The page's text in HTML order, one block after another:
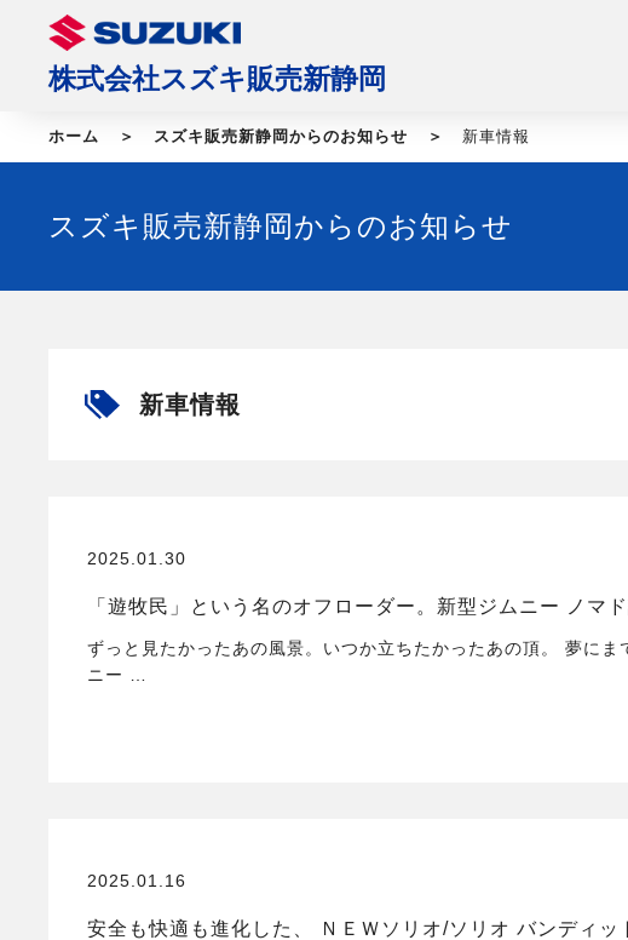
株式会社スズキ販売新静岡
ホーム スズキ販売新静岡からのお知らせ 新車情報
スズキ販売新静岡からのお知らせ
新車情報
2025.01.30
「遊牧民」という名のオフローダー。新型ジムニー ノマド
ずっと見たかったあの風景。いつか立ちたかったあの頂。 夢にま
ニー …
2025.01.16
安全も快適も進化した、 ＮＥＷソリオ/ソリオ バンディッ